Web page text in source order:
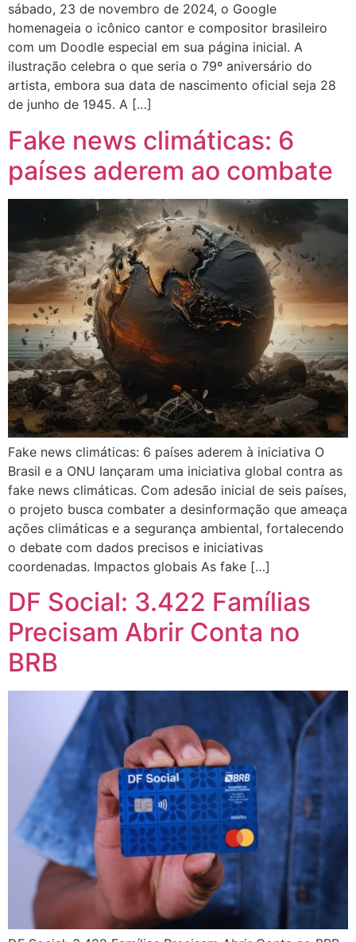
sábado, 23 de novembro de 2024, o Google
homenageia o icônico cantor e compositor brasileiro
com um Doodle especial em sua página inicial. A
ilustração celebra o que seria o 79º aniversário do
artista, embora sua data de nascimento oficial seja 28
de junho de 1945. A […]
Fake news climáticas: 6
países aderem ao combate
Fake news climáticas: 6 países aderem à iniciativa O
Brasil e a ONU lançaram uma iniciativa global contra as
fake news climáticas. Com adesão inicial de seis países,
o projeto busca combater a desinformação que ameaça
ações climáticas e a segurança ambiental, fortalecendo
o debate com dados precisos e iniciativas
coordenadas. Impactos globais As fake […]
DF Social: 3.422 Famílias
Precisam Abrir Conta no
BRB